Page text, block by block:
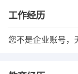
工作经历
您不是企业账号，